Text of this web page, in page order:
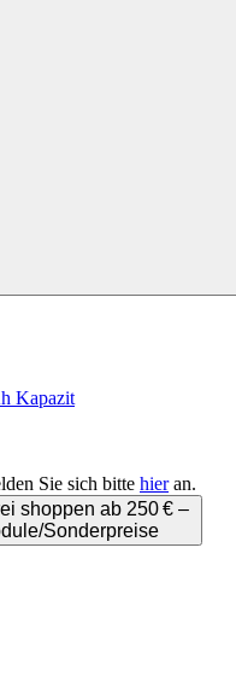
Kapazit
Sie sich bitte hieran.
shoppen ab 250 € –
Sonderpreise